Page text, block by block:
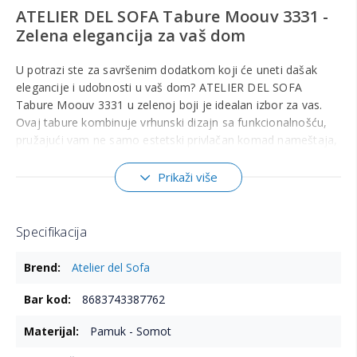
ATELIER DEL SOFA Tabure Moouv 3331 -
Zelena elegancija za vaš dom
U potrazi ste za savršenim dodatkom koji će uneti dašak
elegancije i udobnosti u vaš dom? ATELIER DEL SOFA
Tabure Moouv 3331 u zelenoj boji je idealan izbor za vas.
Ovaj tabure kombinuje vrhunski dizajn sa funkcionalnošću,
pružajući vam ne samo estetski privlačan komad nameštaja,
Materijali vrhunskog kvaliteta
materijala koji garantuju dugotrajnost i udobnost. Sa
prijatan osećaj na dodir i luksuzan izgled. Kombinacija ovih
tokom vremena, čak i uz svakodnevnu upotrebu.
Stabilnost i podrška
Drveni nogari taburea ne samo da doprinose njegovom
Prikaži više
Specifikacija
informacijaAtelier del Sofa
8683743387762
Pamuk - Somot